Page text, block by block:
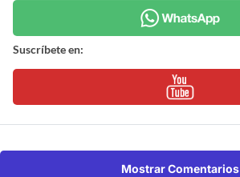
Suscríbete en:
Mostrar Comentarios